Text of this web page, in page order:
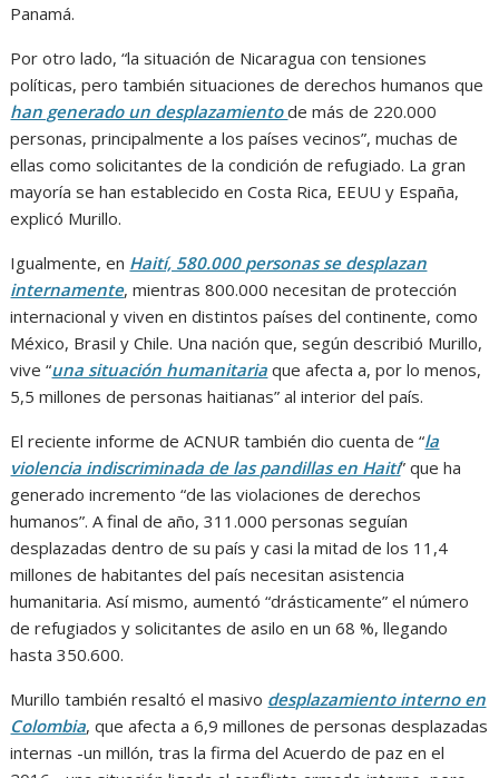
Panamá.
Por otro lado, “la situación de Nicaragua con tensiones
políticas, pero también situaciones de derechos humanos que
han generado un desplazamientode más de 220.000
personas, principalmente a los países vecinos”, muchas de
ellas como solicitantes de la condición de refugiado. La gran
mayoría se han establecido en Costa Rica, EEUU y España,
explicó Murillo.
Igualmente, en Haití, 580.000 personas se desplazan
internamente, mientras 800.000 necesitan de protección
internacional y viven en distintos países del continente, como
México, Brasil y Chile. Una nación que, según describió Murillo,
vive “una situación humanitaria que afecta a, por lo menos,
5,5 millones de personas haitianas” al interior del país.
El reciente informe de ACNUR también dio cuenta de “la
violencia indiscriminada de las pandillas en Haití” que ha
generado incremento “de las violaciones de derechos
humanos”. A final de año, 311.000 personas seguían
desplazadas dentro de su país y casi la mitad de los 11,4
millones de habitantes del país necesitan asistencia
humanitaria. Así mismo, aumentó “drásticamente” el número
de refugiados y solicitantes de asilo en un 68 %, llegando
hasta 350.600.
Murillo también resaltó el masivo desplazamiento interno en
Colombia, que afecta a 6,9 millones de personas desplazadas
internas -un millón, tras la firma del Acuerdo de paz en el